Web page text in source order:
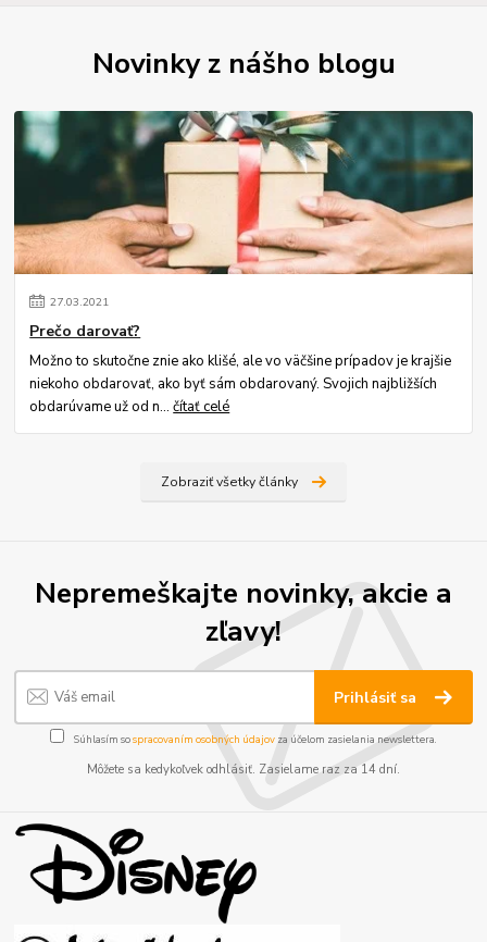
Novinky z nášho blogu
27.03.2021
Prečo darovať?
Možno to skutočne znie ako klišé, ale vo väčšine prípadov je krajšie
niekoho obdarovať, ako byť sám obdarovaný. Svojich najbližších
obdarúvame už od n...čítať celé
Zobraziť všetky články
Nepremeškajte novinky, akcie a
zľavy!
Prihlásiť sa
Súhlasím sospracovaním osobných údajov za účelom zasielania newslettera.
Môžete sa kedykoľvek odhlásiť. Zasielame raz za 14 dní.